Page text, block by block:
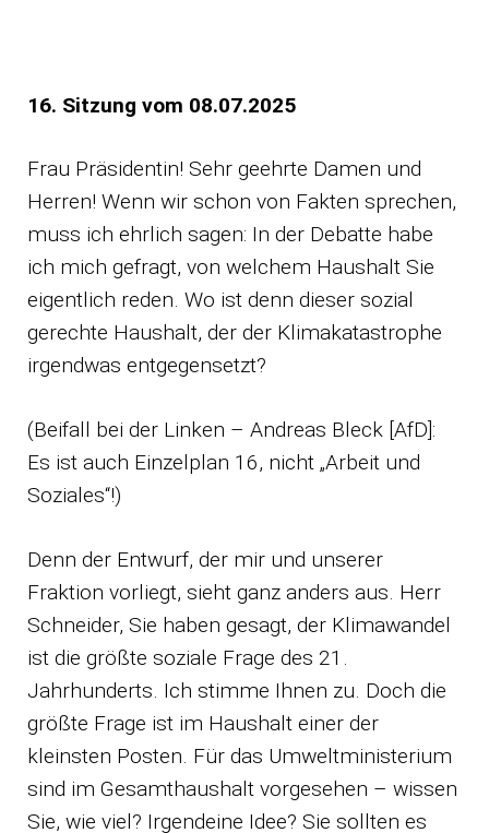
16. Sitzung vom 08.07.2025
Frau Präsidentin! Sehr geehrte Damen und
Herren! Wenn wir schon von Fakten sprechen,
muss ich ehrlich sagen: In der Debatte habe
ich mich gefragt, von welchem Haushalt Sie
eigentlich reden. Wo ist denn dieser sozial
gerechte Haushalt, der der Klimakatastrophe
irgendwas entgegensetzt?
(Beifall bei der Linken – Andreas Bleck [AfD]:
Es ist auch Einzelplan 16, nicht „Arbeit und
Soziales“!)
Denn der Entwurf, der mir und unserer
Fraktion vorliegt, sieht ganz anders aus. Herr
Schneider, Sie haben gesagt, der Klimawandel
ist die größte soziale Frage des 21.
Jahrhunderts. Ich stimme Ihnen zu. Doch die
größte Frage ist im Haushalt einer der
kleinsten Posten. Für das Umweltministerium
sind im Gesamthaushalt vorgesehen – wissen
Sie, wie viel? Irgendeine Idee? Sie sollten es